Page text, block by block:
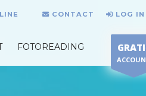
CONTACT LOG IN
FOTOREADING